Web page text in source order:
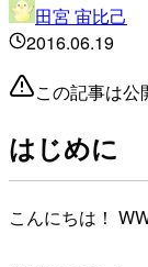
田宮 宙比己
2016.06.19
この記事は公
はじめに
こんにちは！